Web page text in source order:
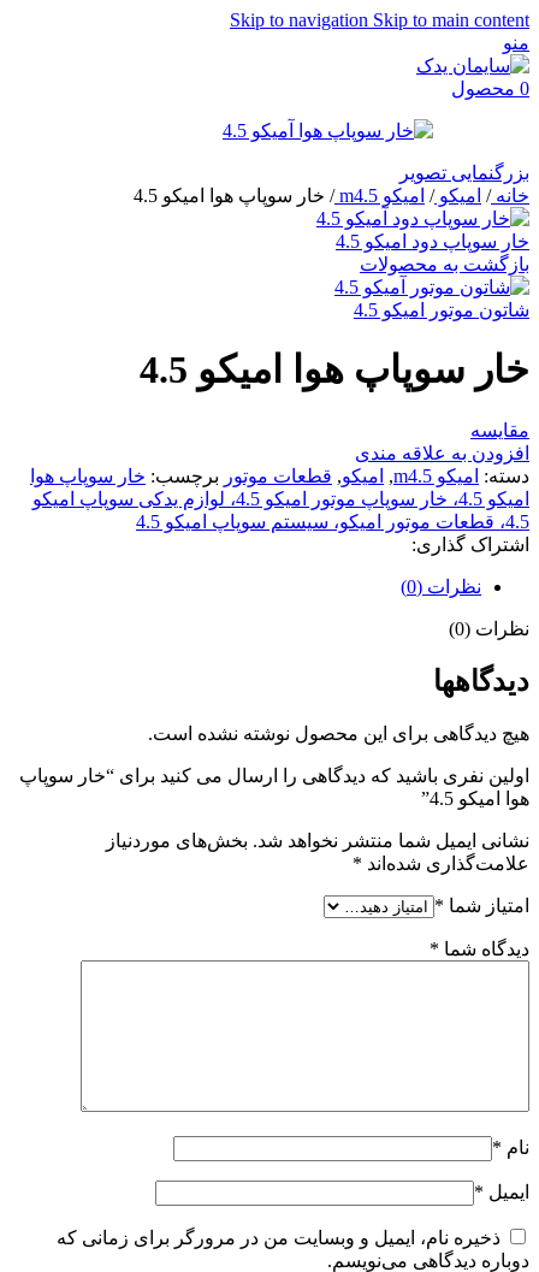
Skip to navigation Skip to main content
منو
0 محصول
بزرگنمایی تصویر
خانه/ امیکو/ امیکو m4.5 / خار سوپاپ هوا امیکو 4.5
خار سوپاپ دود امیکو 4.5
بازگشت به محصولات
شاتون موتور امیکو 4.5
خار سوپاپ هوا امیکو 4.5
مقایسه
افزودن به علاقه مندی
دسته: امیکو m4.5 , امیکو, قطعات موتور برچسب: خار سوپاپ هوا
امیکو 4.5، خار سوپاپ موتور امیکو 4.5، لوازم یدکی سوپاپ امیکو
4.5، قطعات موتور امیکو، سیستم سوپاپ امیکو 4.5
اشتراک گذاری:
نظرات (0)
نظرات (0)
دیدگاهها
هیچ دیدگاهی برای این محصول نوشته نشده است.
اولین نفری باشید که دیدگاهی را ارسال می کنید برای “خار سوپاپ
هوا امیکو 4.5”
نشانی ایمیل شما منتشر نخواهد شد. بخش‌های موردنیاز
علامت‌گذاری شده‌اند *
امتیاز شما *
دیدگاه شما *
نام *
ایمیل *
ذخیره نام، ایمیل و وبسایت من در مرورگر برای زمانی که
دوباره دیدگاهی می‌نویسم.